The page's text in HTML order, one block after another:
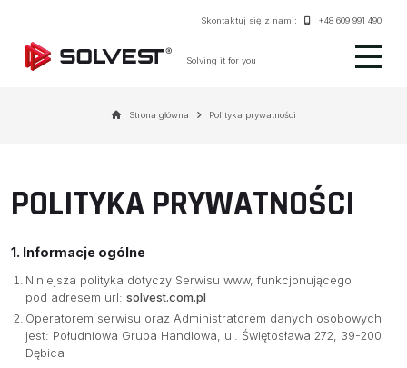
Skontaktuj się z nami: +48 609 991 490
Solving it for you
Strona główna Polityka prywatności
POLITYKA PRYWATNOŚCI
1. Informacje ogólne
Niniejsza polityka dotyczy Serwisu www, funkcjonującego
pod adresem url: solvest.com.pl
Operatorem serwisu oraz Administratorem danych osobowych
jest: Południowa Grupa Handlowa, ul. Świętosława 272, 39-200
Dębica